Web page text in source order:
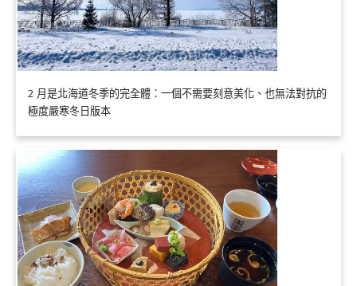
2 月是北海道冬季的完全體：一個不需要刻意美化、也無法對抗的
極度嚴寒冬日版本